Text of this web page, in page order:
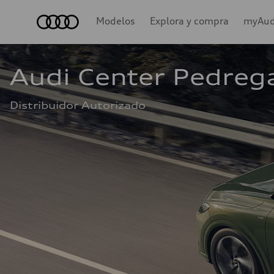
Modelos Explora y compra
Audi Center
Distribuidor Autorizado